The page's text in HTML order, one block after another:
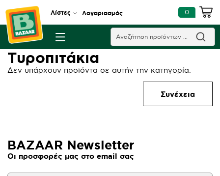
Λίστες Λογαριασμός 0
Τυροπιτάκια
Δεν υπάρχουν προϊόντα σε αυτήν την κατηγορία.
Συνέχεια
BAZAAR Newsletter
Οι προσφορές μας στο email σας